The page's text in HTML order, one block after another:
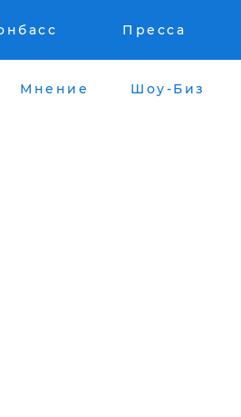
Пресса
Мнение Шоу-Биз